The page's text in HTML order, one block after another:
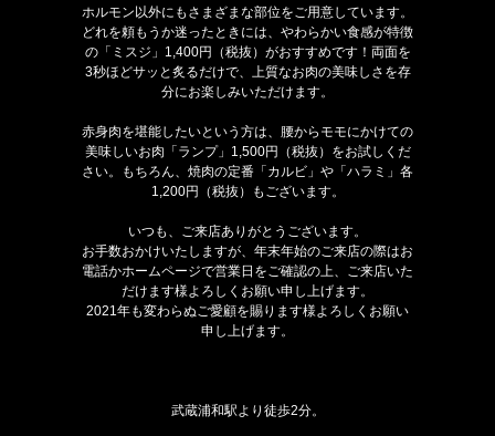
ホルモン以外にもさまざまな部位をご用意しています。
どれを頼もうか迷ったときには、やわらかい食感が特徴
の「ミスジ」1,400円（税抜）がおすすめです！両面を
3秒ほどサッと炙るだけで、上質なお肉の美味しさを存
分にお楽しみいただけます。
赤身肉を堪能したいという方は、腰からモモにかけての
美味しいお肉「ランプ」1,500円（税抜）をお試しくだ
さい。もちろん、焼肉の定番「カルビ」や「ハラミ」各
1,200円（税抜）もございます。
いつも、ご来店ありがとうございます。
お手数おかけいたしますが、年末年始のご来店の際はお
電話かホームページで営業日をご確認の上、ご来店いた
だけます様よろしくお願い申し上げます。
2021年も変わらぬご愛顧を賜ります様よろしくお願い
申し上げます。
武蔵浦和駅より徒歩2分。